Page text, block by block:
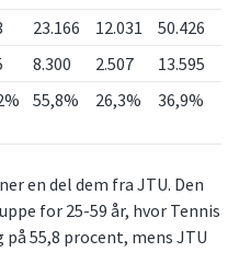
23.166 12.031
50.426
8.300 2.507
13.595
55,8% 26,3% 36,9%
en del dem fra JTU. Den
for 25-59 år, hvor Tennis
55,8 procent, mens JTU